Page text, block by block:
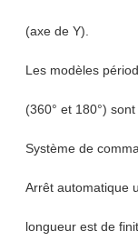
(axe de Y).
Les modèles
(360° et 180°) sont
Système de
Arrêt automatique
longueur est de